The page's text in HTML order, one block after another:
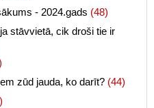
- 2024.gads (48)
stāvvietā, cik droši tie ir
zūd jauda, ko darīt? (44)